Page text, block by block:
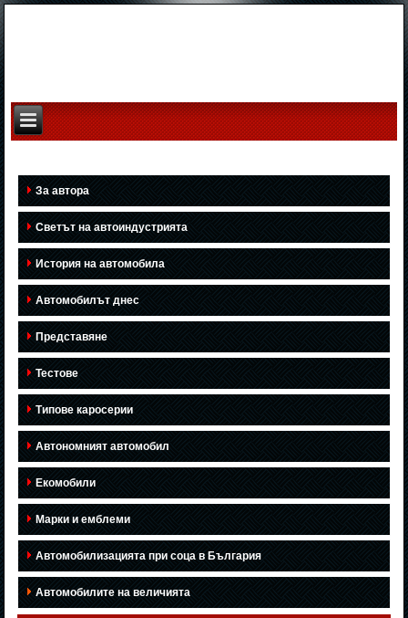
За автора
Светът на автоиндустрията
История на автомобила
Автомобилът днес
Представяне
Тестове
Типове каросерии
Автономният автомобил
Екомобили
Марки и емблеми
Автомобилизацията при соца в България
Автомобилите на величията